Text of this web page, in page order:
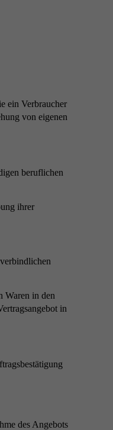
ein Verbraucher
von eigenen
beruflichen
ihrer
Waren in den
in
des Angebots